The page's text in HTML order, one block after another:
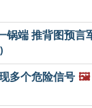
锅端 推背图预言
多个危险信号 🖼️